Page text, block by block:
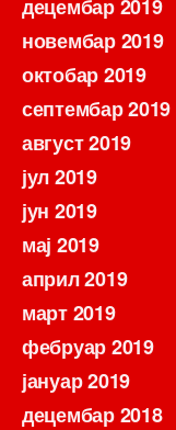
децембар 2019
новембар 2019
октобар 2019
септембар 2019
август 2019
јул 2019
јун 2019
мај 2019
април 2019
март 2019
фебруар 2019
јануар 2019
децембар 2018